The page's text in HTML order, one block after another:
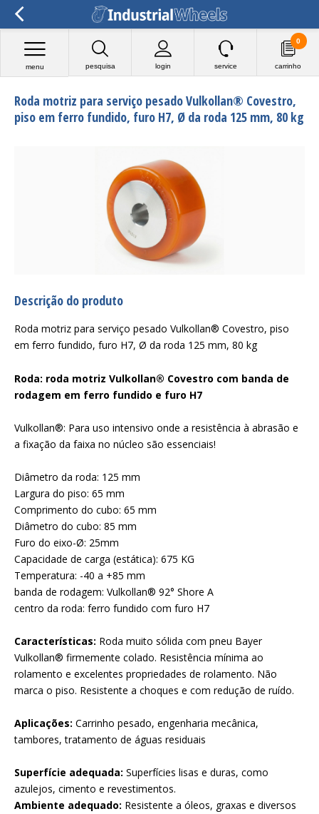
pesquisa login
menu service carrinho
0
Roda motriz para serviço pesado Vulkollan® Covestro,
piso em ferro fundido, furo H7, Ø da roda 125 mm, 80 kg
Descrição do produto
Roda motriz para serviço pesado Vulkollan® Covestro, piso
em ferro fundido, furo H7, Ø da roda 125 mm, 80 kg
Roda: roda motriz Vulkollan® Covestro com banda de
rodagem em ferro fundido e furo H7
Vulkollan®: Para uso intensivo onde a resistência à abrasão e
a fixação da faixa no núcleo são essenciais!
Diâmetro da roda: 125 mm
Largura do piso: 65 mm
Comprimento do cubo: 65 mm
Diâmetro do cubo: 85 mm
Furo do eixo-Ø: 25mm
Capacidade de carga (estática): 675 KG
Temperatura: -40 a +85 mm
banda de rodagem: Vulkollan® 92° Shore A
centro da roda: ferro fundido com furo H7
Características: Roda muito sólida com pneu Bayer
Vulkollan® firmemente colado. Resistência mínima ao
rolamento e excelentes propriedades de rolamento. Não
marca o piso. Resistente a choques e com redução de ruído.
Aplicações: Carrinho pesado, engenharia mecânica,
tambores, tratamento de águas residuais
Superfície adequada: Superfícies lisas e duras, como
azulejos, cimento e revestimentos.
Ambiente adequado: Resistente a óleos, graxas e diversos